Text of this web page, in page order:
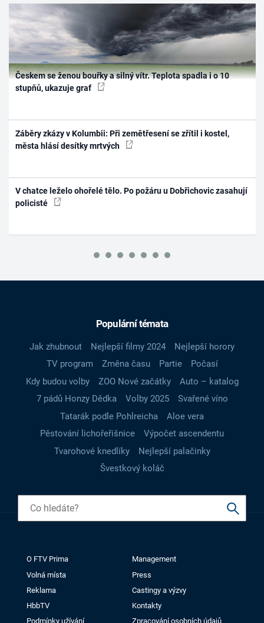
Českem se ženou bouřky a silný vítr. Teplota spadla i o 10
stupňů, ukazuje graf
Záběry zkázy v Kolumbii: Při zemětřesení se zřítil i kostel,
města hlásí desítky mrtvých
V chatce leželo ohořelé tělo. Po požáru u Dobřichovic zasahují
policisté
Populární témata
Jak zhubnout Nejlepší filmy 2024
Nejlepší horory
TV program
Změna času Partie
Počasí
Kdy budou volby
ZOO Nové začátky
Auto – katalog
7 pádů Honzy Dědka
Volby 2025
Svařené víno
Tatarák podle Pohlreicha
Aloe vera
Pěstování lichořeřišnice
Výpočet ascendentu
Tvarohové knedlíky
Nejlepší palačinky
Švestkový koláč
O FTV Prima
Management
Volná místa
Press
Reklama
Castingy a výzvy
HbbTV
Kontakty
Podmínky užívání
Zpracování osobních údajů